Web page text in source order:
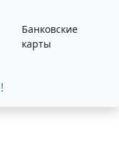
Банковские
карты